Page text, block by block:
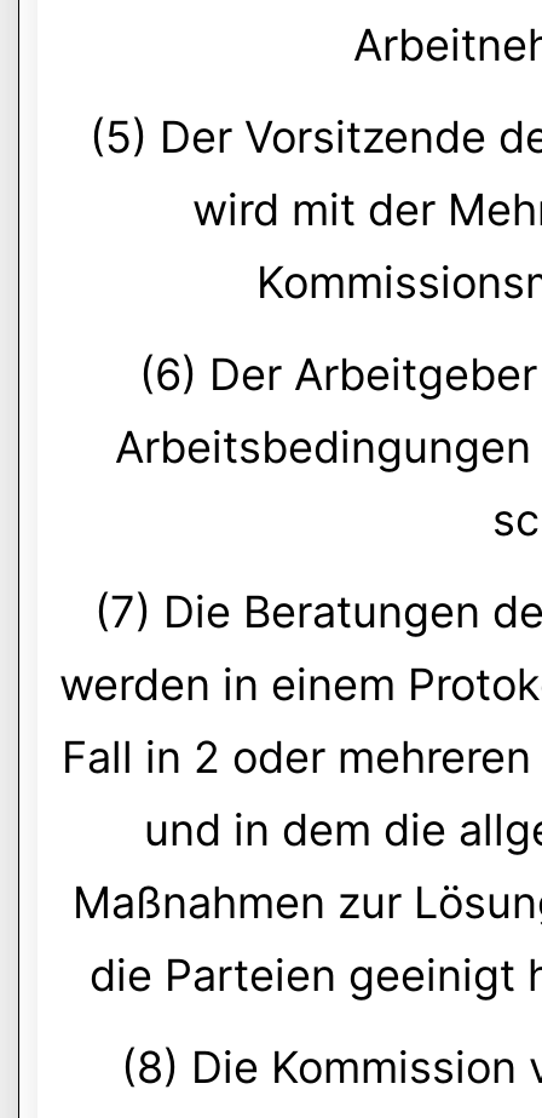
(5) Der Vorsitzende
wird mit der
(6) Der
(7) Die Beratungen
werden in einem
Fall in 2 oder
und in dem die
Maßnahmen zur
die Parteien geeinigt
(8) Die